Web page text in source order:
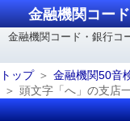
金融機関コー
金融機関コード・銀行コ
トップ
金融機関50音
頭文字「へ」の支店